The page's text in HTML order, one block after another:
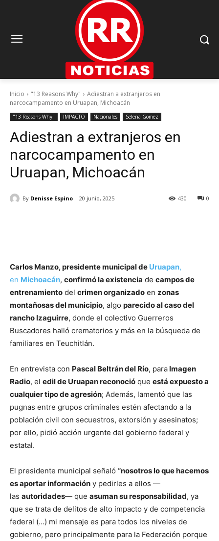
Inicio "13 Reasons Why"
Adiestran a extranjeros en
narcocampamento en Uruapan, Michoacán
"13 Reasons Why" IMPACTO Nacionales Selena Gomez
Adiestran a extranjeros en
narcocampamento en
Uruapan, Michoacán
By Denisse Espino 20 junio, 2025 0
430
Carlos Manzo, presidente municipal de Uruapan,
en Michoacán, confirmó la existencia de campos de
entrenamiento del crimen organizado en zonas
montañosas del municipio, algo parecido al caso del
rancho Izaguirre, donde el colectivo Guerreros
Buscadores halló crematorios y más en la búsqueda de
familiares en Teuchitlán.
En entrevista con Pascal Beltrán del Río, para Imagen
Radio, el edil de Uruapan reconoció que está expuesto a
cualquier tipo de agresión; Además, lamentó que las
pugnas entre grupos criminales estén afectando a la
población civil con secuestros, extorsión y asesinatos;
por ello, pidió acción urgente del gobierno federal y
estatal.
El presidente municipal señaló “nosotros lo que hacemos
es aportar información y pedirles a ellos —
las autoridades— que asuman su responsabilidad, ya
que se trata de delitos de alto impacto y de competencia
federal (…) mi mensaje es para todos los niveles de
gobierno, pero principalmente para la Federación porque